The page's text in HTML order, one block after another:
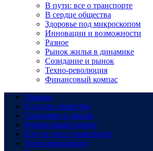
В пути: все о транспорте
В сердце общества
Здоровье под микроскопом
Инновации и возможности
Разное
Рынок жилья в динамике
Созидание и рынок
Техно-революция
Финансовый компас
Главная
В сердце общества
Созидание и рынок
Финансовый компас
В пути: все о транспорте
Техно-революция